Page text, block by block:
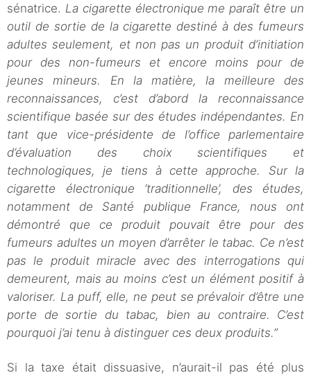
sénatrice. La cigarette électronique me paraît être un
outil de sortie de la cigarette destiné à des fumeurs
adultes seulement, et non pas un produit d’initiation
pour des non-fumeurs et encore moins pour de
jeunes mineurs. En la matière, la meilleure des
reconnaissances, c’est d’abord la reconnaissance
scientifique basée sur des études indépendantes. En
tant que vice-présidente de l’office parlementaire
d’évaluation des choix scientifiques et
technologiques, je tiens à cette approche. Sur la
cigarette électronique ‘traditionnelle’, des études,
notamment de Santé publique France, nous ont
démontré que ce produit pouvait être pour des
fumeurs adultes un moyen d’arrêter le tabac. Ce n’est
pas le produit miracle avec des interrogations qui
demeurent, mais au moins c’est un élément positif à
valoriser. La puff, elle, ne peut se prévaloir d’être une
porte de sortie du tabac, bien au contraire. C’est
pourquoi j’ai tenu à distinguer ces deux produits.”
Si la taxe était dissuasive, n’aurait-il pas été plus